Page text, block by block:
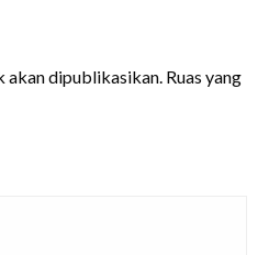
akan dipublikasikan. Ruas yang